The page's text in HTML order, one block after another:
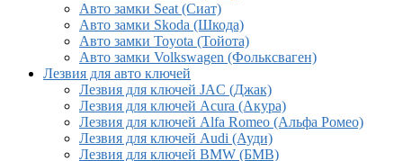
Авто замки Seat (Сиат)
Авто замки Skoda (Шкода)
Авто замки Toyota (Тойота)
Авто замки Volkswagen (Фольксваген)
Лезвия для авто ключей
Лезвия для ключей JAC (Джак)
Лезвия для ключей Acura (Акура)
Лезвия для ключей Alfa Romeo (Альфа Ромео)
Лезвия для ключей Audi (Ауди)
Лезвия для ключей BMW (БМВ)